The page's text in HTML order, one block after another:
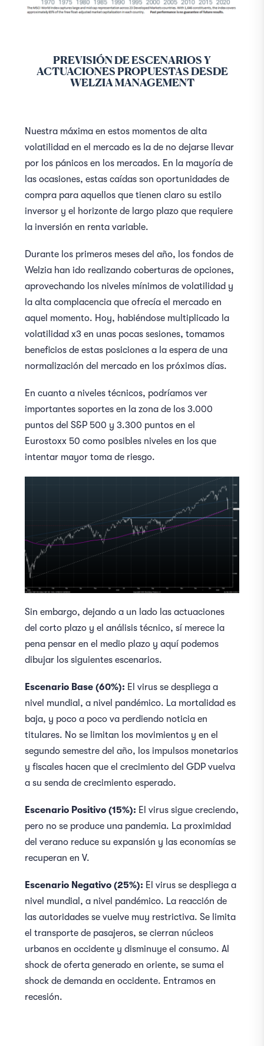
PREVISIÓN DE ESCENARIOS Y
ACTUACIONES PROPUESTAS DESDE
WELZIA MANAGEMENT
Nuestra máxima en estos momentos de alta
volatilidad en el mercado es la de no dejarse llevar
por los pánicos en los mercados. En la mayoría de
las ocasiones, estas caídas son oportunidades de
compra para aquellos que tienen claro su estilo
inversor y el horizonte de largo plazo que requiere
la inversión en renta variable.
Durante los primeros meses del año, los fondos de
Welzia han ido realizando coberturas de opciones,
aprovechando los niveles mínimos de volatilidad y
la alta complacencia que ofrecía el mercado en
aquel momento. Hoy, habiéndose multiplicado la
volatilidad x3 en unas pocas sesiones, tomamos
beneficios de estas posiciones a la espera de una
normalización del mercado en los próximos días.
En cuanto a niveles técnicos, podríamos ver
importantes soportes en la zona de los 3.000
puntos del S&P 500 y 3.300 puntos en el
Eurostoxx 50 como posibles niveles en los que
intentar mayor toma de riesgo.
Sin embargo, dejando a un lado las actuaciones
del corto plazo y el análisis técnico, sí merece la
pena pensar en el medio plazo y aquí podemos
dibujar los siguientes escenarios.
Escenario Base (60%): El virus se despliega a
nivel mundial, a nivel pandémico. La mortalidad es
baja, y poco a poco va perdiendo noticia en
titulares. No se limitan los movimientos y en el
segundo semestre del año, los impulsos monetarios
y fiscales hacen que el crecimiento del GDP vuelva
a su senda de crecimiento esperado.
Escenario Positivo (15%): El virus sigue creciendo,
pero no se produce una pandemia. La proximidad
del verano reduce su expansión y las economías se
recuperan en V.
Escenario Negativo (25%): El virus se despliega a
nivel mundial, a nivel pandémico. La reacción de
las autoridades se vuelve muy restrictiva. Se limita
el transporte de pasajeros, se cierran núcleos
urbanos en occidente y disminuye el consumo. Al
shock de oferta generado en oriente, se suma el
shock de demanda en occidente. Entramos en
recesión.